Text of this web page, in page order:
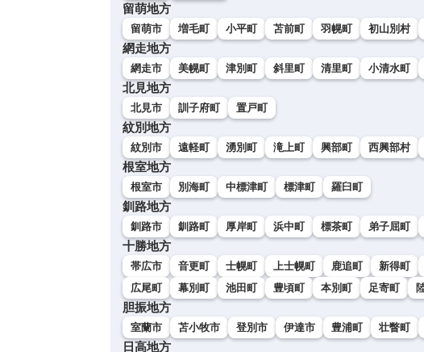
留萌地方
留萌市 増毛町 小平町 苫前町 羽幌町 初山別村
網走地方
網走市 美幌町 津別町 斜里町 清里町 小清水町
北見地方
北見市 訓子府町 置戸町
紋別地方
紋別市 遠軽町 湧別町 滝上町 興部町 西興部村
根室地方
根室市 別海町 中標津町 標津町 羅臼町
釧路地方
釧路市 釧路町 厚岸町 浜中町 標茶町 弟子屈町
十勝地方
帯広市 音更町 士幌町 上士幌町 鹿追町 新得町
広尾町
幕別町 池田町 豊頃町 本別町 足寄町
胆振地方
室蘭市 苫小牧市 登別市 伊達市 豊浦町 壮瞥町
日高地方